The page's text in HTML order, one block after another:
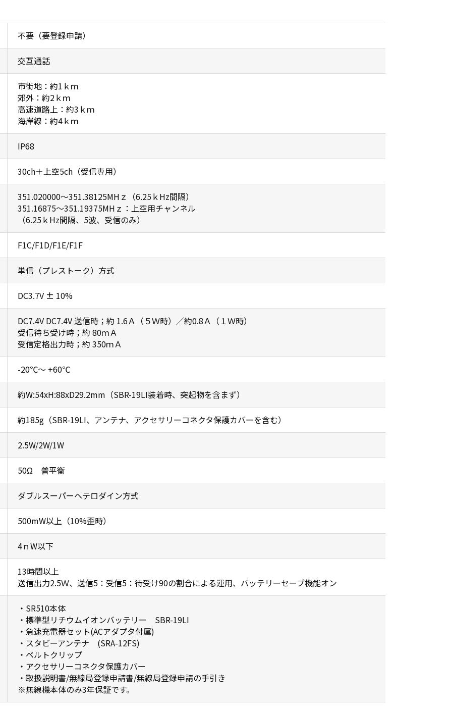
不要（要登録申請）
交互通話
市街地：約1ｋｍ
郊外：約2ｋｍ
高速道路上：約3ｋｍ
海岸線：約4ｋｍ
IP68
30ch＋上空5ch（受信専用）
351.020000〜351.38125MHｚ（6.25ｋHz間隔）
351.16875〜351.19375MHｚ：上空用チャンネル
（6.25ｋHz間隔、5波、受信のみ）
F1C/F1D/F1E/F1F
単信（プレストーク）方式
DC3.7V ± 10%
DC7.4V DC7.4V 送信時；約 1.6Ａ（５Ｗ時）／約0.8Ａ（１Ｗ時）
受信待ち受け時；約 80ｍＡ
受信定格出力時；約 350ｍＡ
-20℃〜 +60℃
約W:54xH:88xD29.2mm（SBR-19LI装着時、突起物を含まず）
約185g（SBR-19LI、アンテナ、アクセサリーコネクタ保護カバーを含む）
2.5W/2W/1W
50Ω 普平衡
ダブルスーパーヘテロダイン方式
500mW以上（10%歪時）
4ｎW以下
13時間以上
送信出力2.5Ｗ、送信5：受信5：待受け90の割合による運用、バッテリーセーブ機能オン
・SR510本体
・標準型リチウムイオンバッテリー SBR-19LI
・急速充電器セット(ACアダプタ付属)
・スタビーアンテナ (SRA-12FS)
・ベルトクリップ
・アクセサリーコネクタ保護カバー
・取扱説明書/無線局登録申請書/無線局登録申請の手引き
※無線機本体のみ3年保証です。